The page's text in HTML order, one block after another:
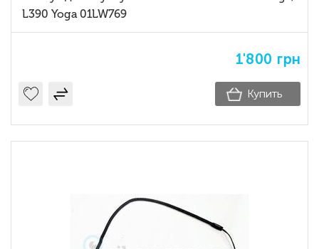
L390 Yoga 01LW769
1'800 грн
Купить